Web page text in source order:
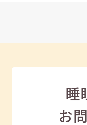
睡
お